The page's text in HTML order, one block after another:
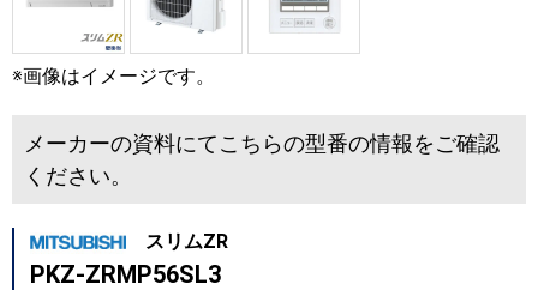
※画像はイメージです。
メーカーの資料にてこちらの型番の情報をご確認
ください。
スリムZR
PKZ-ZRMP56SL3